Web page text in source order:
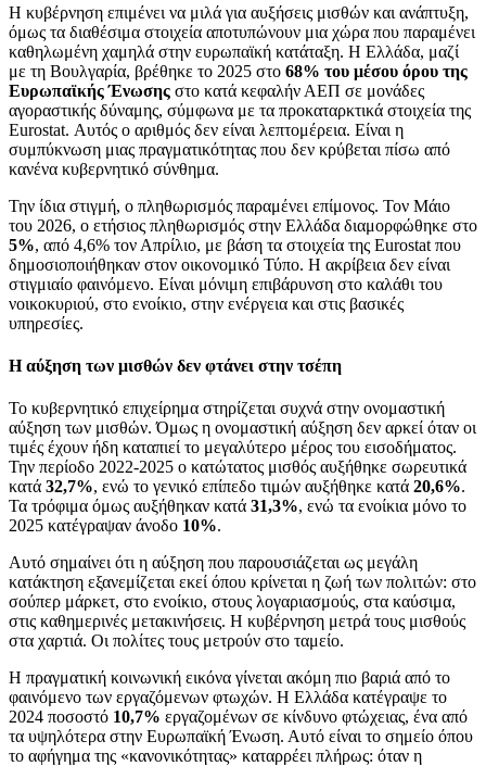
Η κυβέρνηση επιμένει να μιλά για αυξήσεις μισθών και ανάπτυξη,
όμως τα διαθέσιμα στοιχεία αποτυπώνουν μια χώρα που παραμένει
καθηλωμένη χαμηλά στην ευρωπαϊκή κατάταξη. Η Ελλάδα, μαζί
με τη Βουλγαρία, βρέθηκε το 2025 στο 68% του μέσου όρου της
Ευρωπαϊκής Ένωσης στο κατά κεφαλήν ΑΕΠ σε μονάδες
αγοραστικής δύναμης, σύμφωνα με τα προκαταρκτικά στοιχεία της
Eurostat. Αυτός ο αριθμός δεν είναι λεπτομέρεια. Είναι η
συμπύκνωση μιας πραγματικότητας που δεν κρύβεται πίσω από
κανένα κυβερνητικό σύνθημα.
Την ίδια στιγμή, ο πληθωρισμός παραμένει επίμονος. Τον Μάιο
του 2026, ο ετήσιος πληθωρισμός στην Ελλάδα διαμορφώθηκε στο
5%, από 4,6% τον Απρίλιο, με βάση τα στοιχεία της Eurostat που
δημοσιοποιήθηκαν στον οικονομικό Τύπο. Η ακρίβεια δεν είναι
στιγμιαίο φαινόμενο. Είναι μόνιμη επιβάρυνση στο καλάθι του
νοικοκυριού, στο ενοίκιο, στην ενέργεια και στις βασικές
υπηρεσίες.
Η αύξηση των μισθών δεν φτάνει στην τσέπη
Το κυβερνητικό επιχείρημα στηρίζεται συχνά στην ονομαστική
αύξηση των μισθών. Όμως η ονομαστική αύξηση δεν αρκεί όταν οι
τιμές έχουν ήδη καταπιεί το μεγαλύτερο μέρος του εισοδήματος.
Την περίοδο 2022-2025 ο κατώτατος μισθός αυξήθηκε σωρευτικά
κατά 32,7%, ενώ το γενικό επίπεδο τιμών αυξήθηκε κατά 20,6%.
Τα τρόφιμα όμως αυξήθηκαν κατά 31,3%, ενώ τα ενοίκια μόνο το
2025 κατέγραψαν άνοδο 10%.
Αυτό σημαίνει ότι η αύξηση που παρουσιάζεται ως μεγάλη
κατάκτηση εξανεμίζεται εκεί όπου κρίνεται η ζωή των πολιτών: στο
σούπερ μάρκετ, στο ενοίκιο, στους λογαριασμούς, στα καύσιμα,
στις καθημερινές μετακινήσεις. Η κυβέρνηση μετρά τους μισθούς
στα χαρτιά. Οι πολίτες τους μετρούν στο ταμείο.
Η πραγματική κοινωνική εικόνα γίνεται ακόμη πιο βαριά από το
φαινόμενο των εργαζόμενων φτωχών. Η Ελλάδα κατέγραψε το
2024 ποσοστό 10,7% εργαζομένων σε κίνδυνο φτώχειας, ένα από
τα υψηλότερα στην Ευρωπαϊκή Ένωση. Αυτό είναι το σημείο όπου
το αφήγημα της «κανονικότητας» καταρρέει πλήρως: όταν η